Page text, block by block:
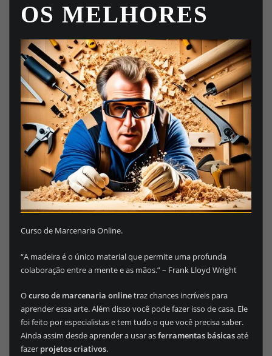
OS MELHORES
Curso de Marcenaria Online.
“A madeira é o único material que permite uma profunda
colaboração entre a mente e as mãos.” – Frank Lloyd Wright
Ocurso de marcenaria onlinetraz chances incríveis para
aprender essa arte. Além disso você pode fazer isso de casa. Ele
foi feito por especialistas e tem tudo o que você precisa saber.
Ainda assim desde aprender a usar asferramentas básicasaté
fazer projetos criativos.